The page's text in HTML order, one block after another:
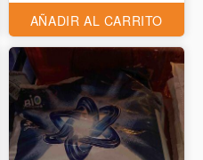
AÑADIR AL CARRITO